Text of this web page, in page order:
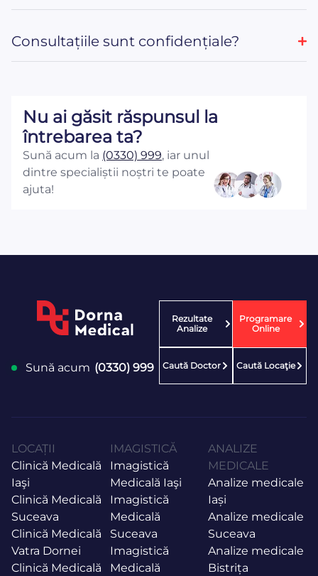
Consultațiile sunt confidențiale?
Nu ai găsit răspunsul la
întrebarea ta?
Sună acum la (0330) 999, iar unul
dintre specialiștii noștri te poate
ajuta!
Sună acum (0330) 999
Rezultate
Analize
Programare
Online
Caută Doctor Caută Locaţie
LOCAȚII
Clinică Medicală
Iaşi
Clinică Medicală
Suceava
Clinică Medicală
Vatra Dornei
Clinică Medicală
IMAGISTICĂ
Imagistică
Medicală Iaşi
Imagistică
Medicală
Suceava
Imagistică
Medicală
ANALIZE
MEDICALE
Analize medicale
Iași
Analize medicale
Suceava
Analize medicale
Bistrița